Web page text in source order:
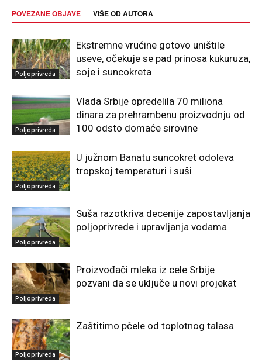
POVEZANE OBJAVE VIŠE OD AUTORA
Poljoprivreda
Ekstremne vrućine gotovo uništile
useve, očekuje se pad prinosa kukuruza,
soje i suncokreta
Poljoprivreda
Vlada Srbije opredelila 70 miliona
dinara za prehrambenu proizvodnju od
100 odsto domaće sirovine
Poljoprivreda
U južnom Banatu suncokret odoleva
tropskoj temperaturi i suši
Poljoprivreda
Suša razotkriva decenije zapostavljanja
poljoprivrede i upravljanja vodama
Poljoprivreda
Proizvođači mleka iz cele Srbije
pozvani da se uključe u novi projekat
Poljoprivreda
Zaštitimo pčele od toplotnog talasa